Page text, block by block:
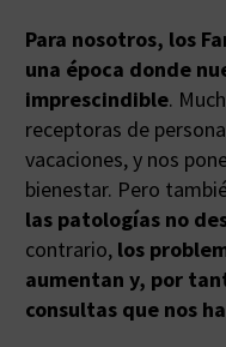
Para nosotros, los
una época donde
imprescindible.
receptoras de
vacaciones, y nos
bienestar. Pero
las patologías no
contrario, los
aumentan y, por
consultas que nos